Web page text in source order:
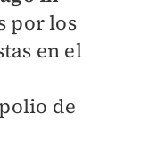
por los
en el
de